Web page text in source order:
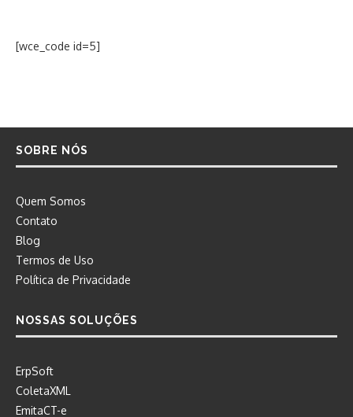
[wce_code id=5]
SOBRE NÓS
Quem Somos
Contato
Blog
Termos de Uso
Política de Privacidade
NOSSAS SOLUÇÕES
ErpSoft
ColetaXML
EmitaCT-e